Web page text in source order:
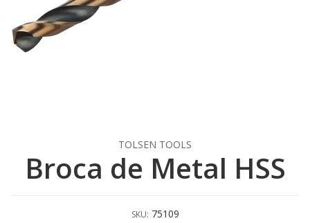
TOLSEN TOOLS
Broca de Metal HSS
SKU: 75109